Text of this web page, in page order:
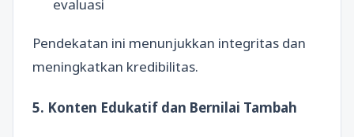
evaluasi
Pendekatan ini menunjukkan integritas dan
meningkatkan kredibilitas.
5. Konten Edukatif dan Bernilai Tambah